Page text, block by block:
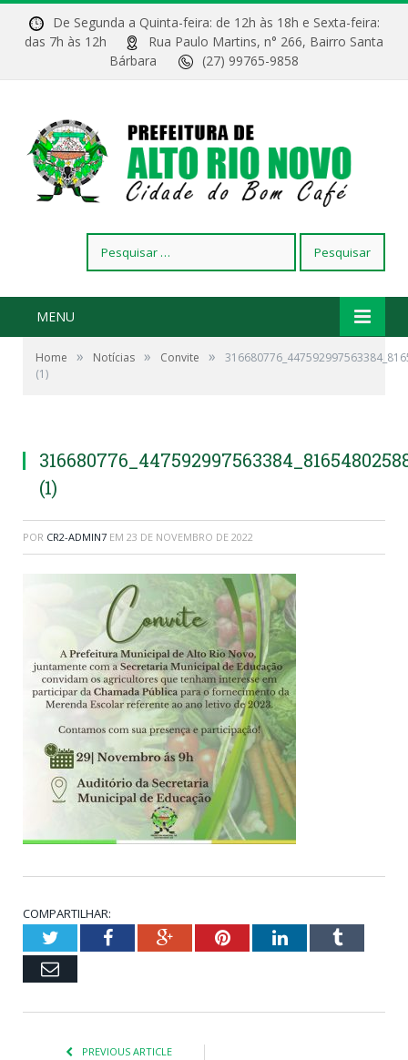
De Segunda a Quinta-feira: de 12h às 18h e Sexta-feira:
das 7h às 12h
Rua Paulo Martins, n° 266, Bairro Santa
Bárbara
(27) 99765-9858
por:
MENU
Home » Notícias » Convite »
(1)
(1)
POR CR2-ADMIN7 EM 23 DE NOVEMBRO DE 2022
COMPARTILHAR:
TwitterFacebookGoogle+PinterestLinkedInTumblr
Email
PREVIOUS ARTICLE